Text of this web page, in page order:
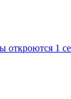
откроются 1